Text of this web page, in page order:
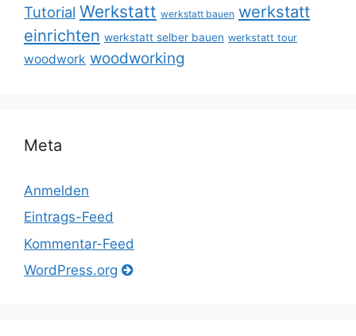
Tutorial Werkstatt werkstatt bauen werkstatt
einrichten werkstatt selber bauen werkstatt tour
woodwork woodworking
Meta
Anmelden
Eintrags-Feed
Kommentar-Feed
WordPress.org